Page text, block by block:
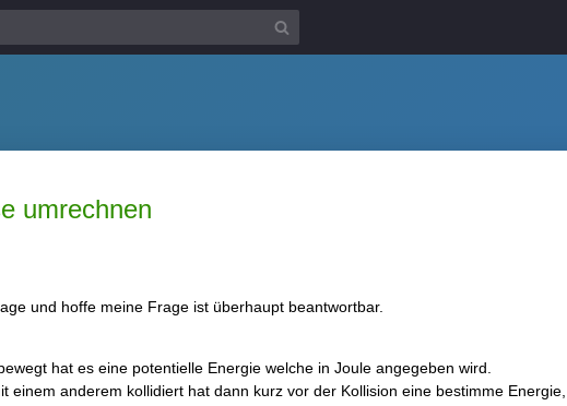
umrechnen
und hoffe meine Frage ist überhaupt beantwortbar.
hat es eine potentielle Energie welche in Joule angegeben wird.
einem anderem kollidiert hat dann kurz vor der Kollision eine bestimme